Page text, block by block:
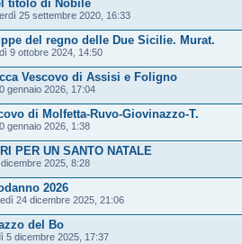
titolo di Nobile
25 settembre 2020, 16:33
del regno delle Due Sicilie. Murat.
9 ottobre 2024, 14:50
Vescovo di Assisi e Foligno
gennaio 2026, 17:04
di Molfetta-Ruvo-Giovinazzo-T.
gennaio 2026, 1:38
PER UN SANTO NATALE
2025, 8:28
2026
24 dicembre 2025, 21:06
del Bo
5 dicembre 2025, 17:37